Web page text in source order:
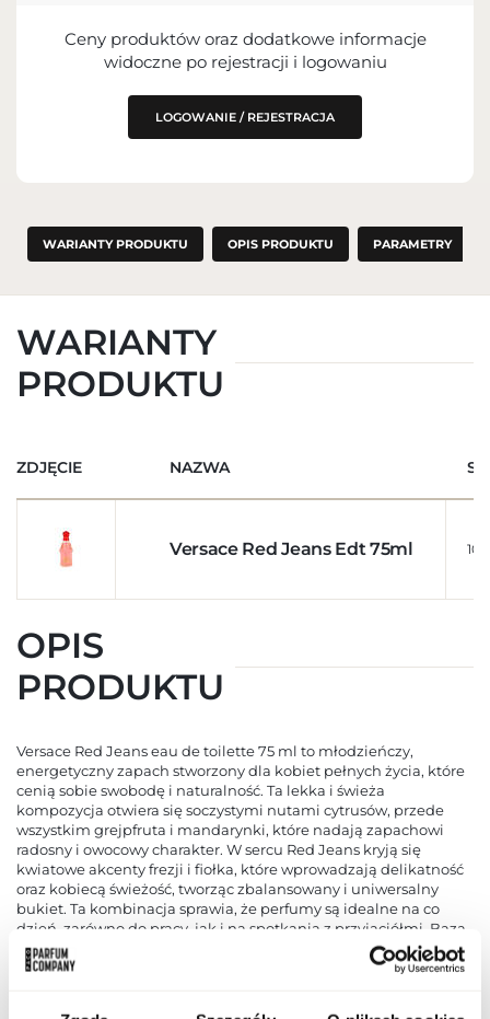
Ceny produktów oraz dodatkowe informacje
widoczne po rejestracji i logowaniu
LOGOWANIE / REJESTRACJA
WARIANTY PRODUKTU OPIS PRODUKTU PARAMETRY
WARIANTY
PRODUKTU
ZDJĘCIE NAZWA
Versace Red Jeans Edt 75ml
OPIS
PRODUKTU
Versace Red Jeans eau de toilette 75 ml to młodzieńczy,
energetyczny zapach stworzony dla kobiet pełnych życia, które
cenią sobie swobodę i naturalność. Ta lekka i świeża
kompozycja otwiera się soczystymi nutami cytrusów, przede
wszystkim grejpfruta i mandarynki, które nadają zapachowi
radosny i owocowy charakter. W sercu Red Jeans kryją się
kwiatowe akcenty frezji i fiołka, które wprowadzają delikatność
oraz kobiecą świeżość, tworząc zbalansowany i uniwersalny
bukiet. Ta kombinacja sprawia, że perfumy są idealne na co
dzień, zarówno do pracy, jak i na spotkania z przyjaciółmi. Baza
zapachu opiera się na ciepłych, lekko drzewnych nutach piżma
i drzewa sandałowego, które nadają mu trwałość i subtelną